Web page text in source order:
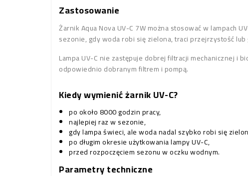
Zastosowanie
Żarnik Aqua Nova UV-C 7W można stosować w lampach
sezonie, gdy woda robi się zielona, traci przejrzystość lub
Lampa UV-C nie zastępuje dobrej filtracji mechanicznej i
odpowiednio dobranym filtrem i pompą.
Kiedy wymienić żarnik UV-C?
po około 8000 godzin pracy,
najlepiej raz w sezonie,
gdy lampa świeci, ale woda nadal szybko robi się
po długim okresie użytkowania lampy UV-C,
przed rozpoczęciem sezonu w oczku wodnym.
Parametry techniczne